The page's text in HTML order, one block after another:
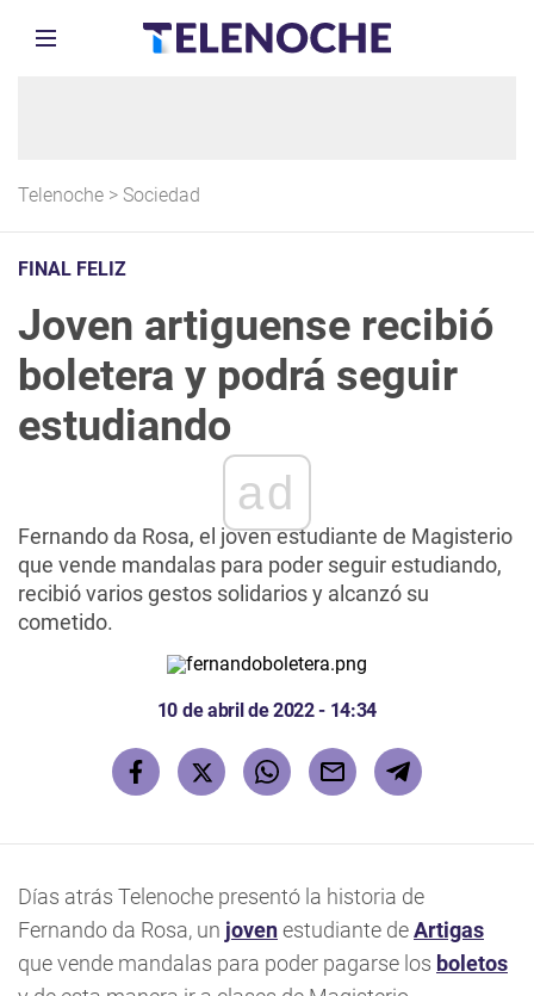
Telenoche > Sociedad
FINAL FELIZ
Joven artiguense recibió
boletera y podrá seguir
estudiando
ad
Fernando da Rosa, el joven estudiante de Magisterio
que vende mandalas para poder seguir estudiando,
recibió varios gestos solidarios y alcanzó su
cometido.
10 de abril de 2022 - 14:34
Días atrás Telenoche presentó la historia de
Fernando da Rosa, un jovenestudiante deArtigas
que vende mandalas para poder pagarse los boletos